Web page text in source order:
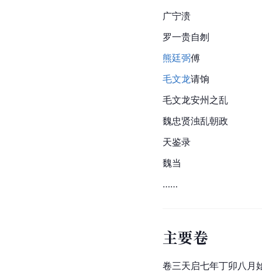
广宁溃
罗一贵自刎
熊廷弼傅
毛文龙请饷
毛文龙安州之乱
魏忠贤浊乱朝政
天鉴录
魏当
……
主要卷
卷三天启七年丁卯八月